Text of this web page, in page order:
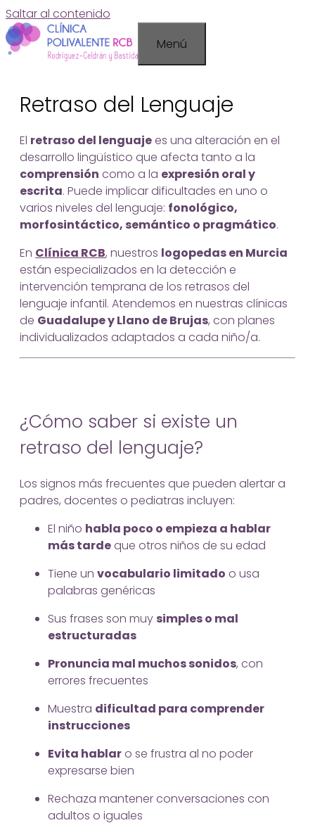
Saltar al contenido
Menú
Retraso del Lenguaje
El retraso del lenguajees una alteración en el
desarrollo lingüístico que afecta tanto a la
comprensión como a la expresión oral y
escrita. Puede implicar dificultades en uno o
varios niveles del lenguaje: fonológico,
morfosintáctico, semántico o pragmático.
En Clínica RCB, nuestros logopedas en Murcia
están especializados en la detección e
intervención temprana de los retrasos del
lenguaje infantil. Atendemos en nuestras clínicas
de Guadalupe y Llano de Brujas, con planes
individualizados adaptados a cada niño/a.
¿Cómo saber si existe un
retraso del lenguaje?
Los signos más frecuentes que pueden alertar a
padres, docentes o pediatras incluyen:
El niño habla poco o empieza a hablar
más tardeque otros niños de su edad
Tiene un vocabulario limitado o usa
palabras genéricas
Sus frases son muy simples o mal
estructuradas
Pronuncia mal muchos sonidos, con
errores frecuentes
Muestra dificultad para comprender
instrucciones
Evita hablaro se frustra al no poder
expresarse bien
Rechaza mantener conversaciones con
adultos o iguales